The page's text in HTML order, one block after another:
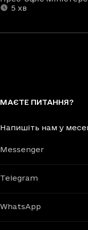
5 хв
МАЄТЕ ПИТАННЯ?
Напишіть нам у
Messenger
Telegram
WhatsApp